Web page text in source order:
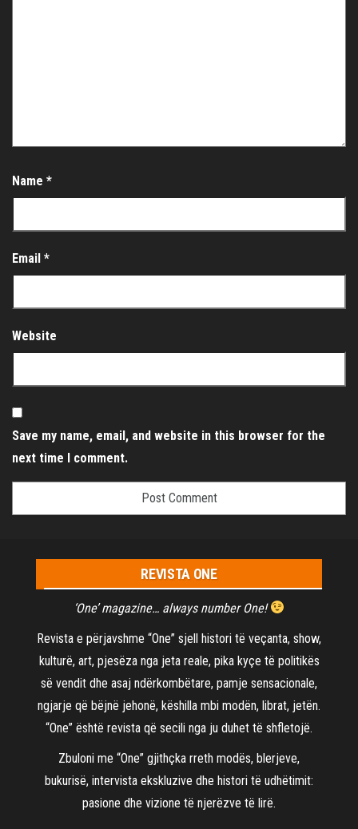
Name *
Email *
Website
Save my name, email, and website in this browser for the
next time I comment.
REVISTA ONE
‘One’ magazine… always number One!
Revista e përjavshme “One” sjell histori të veçanta, show,
kulturë, art, pjesëza nga jeta reale, pika kyçe të politikës
së vendit dhe asaj ndërkombëtare, pamje sensacionale,
ngjarje që bëjnë jehonë, këshilla mbi modën, librat, jetën.
“One” është revista që secili nga ju duhet të shfletojë.
Zbuloni me “One” gjithçka rreth modës, blerjeve,
bukurisë, intervista ekskluzive dhe histori të udhëtimit:
pasione dhe vizione të njerëzve të lirë.